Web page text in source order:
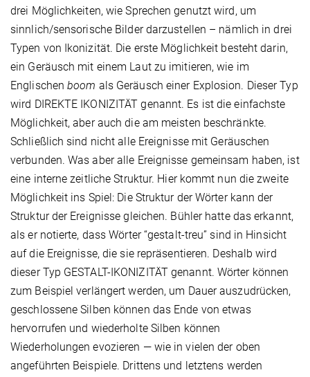
drei Möglichkeiten, wie Sprechen genutzt wird, um
sinnlich/sensorische Bilder darzustellen – nämlich in drei
Typen von Ikonizität. Die erste Möglichkeit besteht darin,
ein Geräusch mit einem Laut zu imitieren, wie im
Englischenboom als Geräusch einer Explosion. Dieser Typ
wird DIREKTE IKONIZITÄT genannt. Es ist die einfachste
Möglichkeit, aber auch die am meisten beschränkte.
Schließlich sind nicht alle Ereignisse mit Geräuschen
verbunden. Was aber alle Ereignisse gemeinsam haben, ist
eine interne zeitliche Struktur. Hier kommt nun die zweite
Möglichkeit ins Spiel: Die Struktur der Wörter kann der
Struktur der Ereignisse gleichen. Bühler hatte das erkannt,
als er notierte, dass Wörter “gestalt-treu” sind in Hinsicht
auf die Ereignisse, die sie repräsentieren. Deshalb wird
dieser Typ GESTALT-IKONIZITÄT genannt. Wörter können
zum Beispiel verlängert werden, um Dauer auszudrücken,
geschlossene Silben können das Ende von etwas
hervorrufen und wiederholte Silben können
Wiederholungen evozieren — wie in vielen der oben
angeführten Beispiele. Drittens und letztens werden